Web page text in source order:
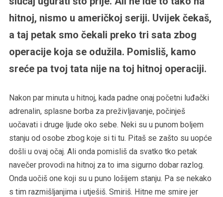
hitnoj, nismo u američkoj seriji. Uvijek čekaš,
a taj petak smo čekali preko tri sata zbog
operacije koja se odužila. Pomisliš, kamo
sreće pa tvoj tata nije na toj hitnoj operaciji.
Nakon par minuta u hitnoj, kada padne onaj početni luđački
adrenalin, splasne borba za preživljavanje, počinješ
uočavati i druge ljude oko sebe. Neki su u punom boljem
stanju od osobe zbog koje si ti tu. Pitaš se zašto su uopće
došli u ovaj očaj. Ali onda pomisliš da svatko tko petak
navečer provodi na hitnoj za to ima sigurno dobar razlog.
Onda uočiš one koji su u puno lošijem stanju. Pa se nekako
s tim razmišljanjima i utješiš. Smiriš. Hitne me smire jer